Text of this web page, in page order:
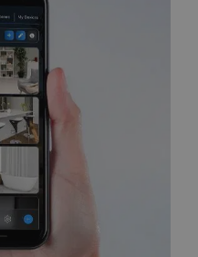
Targetowanie
korzystanie z
internetowej, takich
zarządzanie kontem.
nie można
internetowej.